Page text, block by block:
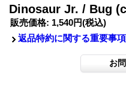
Dinosaur Jr. / Bug
販売価格: 1,540円(税込)
返品特約に関する重要事項